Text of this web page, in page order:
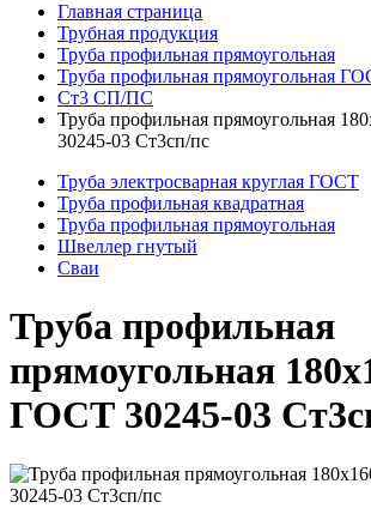
Главная страница
Трубная продукция
Труба профильная прямоугольная
Труба профильная прямоугольная
Ст3 СП/ПС
Труба профильная прямоугольная
30245-03 Ст3сп/пс
Труба электросварная круглая ГОСТ
Труба профильная квадратная
Труба профильная прямоугольная
Швеллер гнутый
Сваи
Труба профильная
прямоугольная
ГОСТ 30245-03